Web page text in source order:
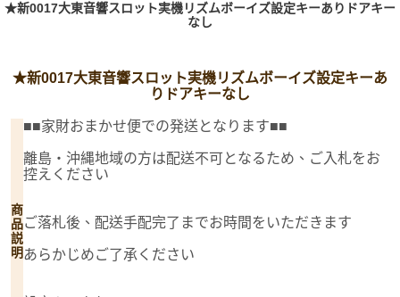
★新0017大東音響スロット実機リズムボーイズ設定キーありドアキー
なし
★新0017大東音響スロット実機リズムボーイズ設定キーあ
りドアキーなし
商
品
説
明
■■家財おまかせ便での発送となります■■
離島・沖縄地域の方は配送不可となるため、ご入札をお
控えください
ご落札後、配送手配完了までお時間をいただきます
あらかじめご了承ください